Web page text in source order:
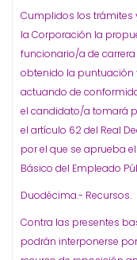
Cumplidos los trámites
la Corporación la
funcionario/a de
obtenido la puntuación
actuando de
el candidato/a tomará
el artículo 62 del Real
por el que se aprueba
Básico del Empleado
Duodécima.- Recursos.
Contra las presentes
podrán interponerse